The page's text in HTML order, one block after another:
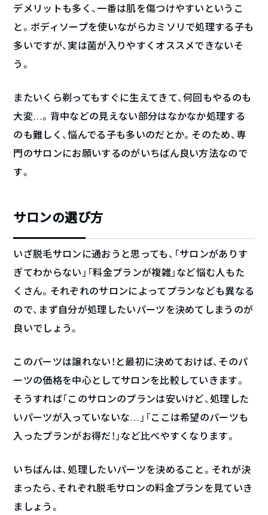
デメリットも多く、一番は肌を傷つけやすいというこ
と。ボディソープを使いながらカミソリで処理する子も
多いですが、実は菌が入りやすくオススメできないそ
う。
またいくら剃ってもすぐに生えてきて、何回もやるのも
大変…。背中などの見えない部分はなかなか処理する
のも難しく、悩んでる子も多いのだとか。そのため、専
門のサロンにお願いするのがいちばん良い方法なので
す。
サロンの選び方
いざ脱毛サロンに通おうと思っても、「サロンがありす
ぎてわからない」「料金プランが複雑」など悩む人もた
くさん。それぞれのサロンによってプランなども異なる
ので、まず自分が処理したいパーツを決めてしまうのが
良いでしょう。
このパーツは譲れない！と最初に決めておけば、そのパ
ーツの価格を中心としてサロンを比較していきます。
そうすれば「このサロンのプランは安いけど、処理した
いパーツが入っていないな…」「ここは希望のパーツも
入ったプランがお得だ！」など比べやすくなります。
いちばんは、処理したいパーツを決めること。それが決
まったら、それぞれ脱毛サロンの料金プランを見ていき
ましょう。